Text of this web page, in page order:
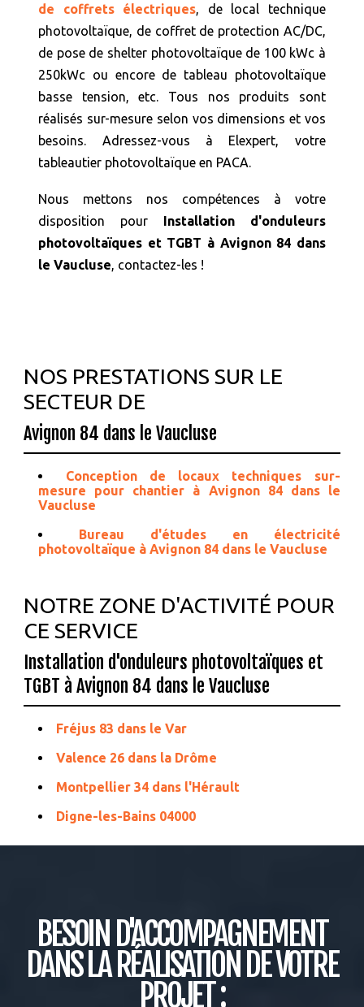
de coffrets électriques , de local technique
photovoltaïque, de coffret de protection AC/DC,
de pose de shelter photovoltaïque de 100 kWc à
250kWc ou encore de tableau photovoltaïque
basse tension, etc. Tous nos produits sont
réalisés sur-mesure selon vos dimensions et vos
besoins. Adressez-vous à Elexpert, votre
tableautier photovoltaïque en PACA.
Nous mettons nos compétences à votre
disposition pour Installation d'onduleurs
photovoltaïques et TGBT à Avignon 84 dans
le Vaucluse , contactez-les !
NOS PRESTATIONS SUR LE
SECTEUR DE
Avignon 84 dans le Vaucluse
Conception de locaux techniques sur-
mesure pour chantier à Avignon 84 dans le
Vaucluse
Bureau d'études en électricité
photovoltaïque à Avignon 84 dans le Vaucluse
NOTRE ZONE D'ACTIVITÉ POUR
CE SERVICE
Installation d'onduleurs photovoltaïques et
TGBT à Avignon 84 dans le Vaucluse
Fréjus 83 dans le Var
Valence 26 dans la Drôme
Montpellier 34 dans l'Hérault
Digne-les-Bains 04000
BESOIN D'ACCOMPAGNEMENT
DANS LA RÉALISATION DE VOTRE
PROJET :